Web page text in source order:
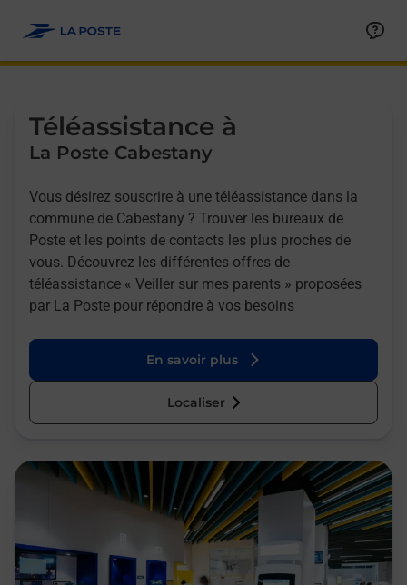
Téléassistance à
La Poste Cabestany
Vous désirez souscrire à une téléassistance dans la
commune de Cabestany ? Trouver les bureaux de
Poste et les points de contacts les plus proches de
vous. Découvrez les différentes offres de
téléassistance « Veiller sur mes parents » proposées
par La Poste pour répondre à vos besoins
En savoir plus
Localiser